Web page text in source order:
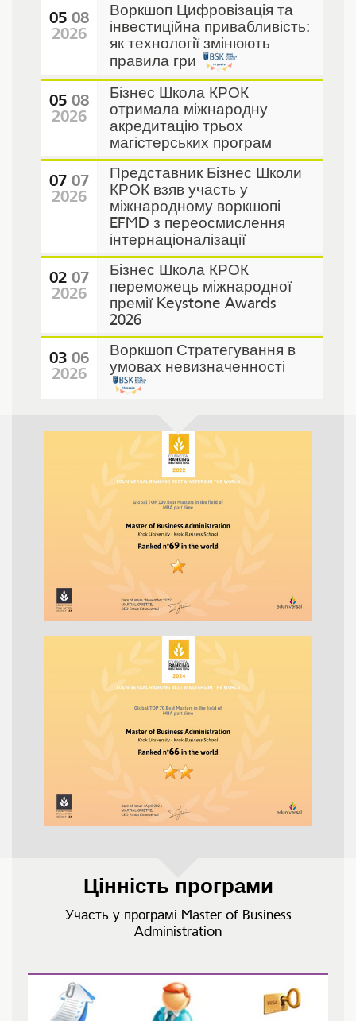
0508
2026
Воркшоп Цифровізація та
інвестиційна привабливість:
як технології змінюють
правила гри
0508
2026
Бізнес Школа КРОК
отримала міжнародну
акредитацію трьох
магістерських програм
0707
2026
Представник Бізнес Школи
КРОК взяв участь у
міжнародному воркшопі
EFMD з переосмислення
інтернаціоналізації
0207
2026
Бізнес Школа КРОК
переможець міжнародної
премії Keystone Awards
2026
0306
2026
Воркшоп Стратегування в
умовах невизначенності
Цінність програми
Участь у програмі Master of Business
Administration